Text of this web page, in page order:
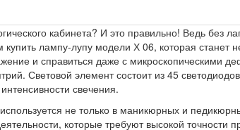
кабинета? И это правильно! Ведь без
купить лампу-лупу модели Х 06, которая
и справиться даже с микроскопическими
Световой элемент состоит из 45
свечения.
не только в маникюрных и
которые требуют высокой точности